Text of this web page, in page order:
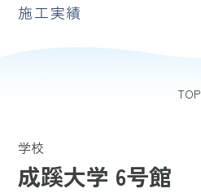
施工実績
TOP
学校
成蹊大学 6号館